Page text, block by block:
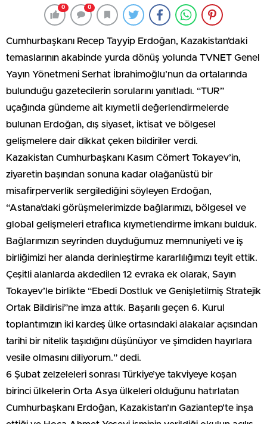
0 0
Cumhurbaşkanı Recep Tayyip Erdoğan, Kazakistan’daki
temaslarının akabinde yurda dönüş yolunda TVNET Genel
Yayın Yönetmeni Serhat İbrahimoğlu’nun da ortalarında
bulunduğu gazetecilerin sorularını yanıtladı. “TUR”
uçağında gündeme ait kıymetli değerlendirmelerde
bulunan Erdoğan, dış siyaset, iktisat ve bölgesel
gelişmelere dair dikkat çeken bildiriler verdi.
Kazakistan Cumhurbaşkanı Kasım Cömert Tokayev’in,
ziyaretin başından sonuna kadar olağanüstü bir
misafirperverlik sergilediğini söyleyen Erdoğan,
“Astana’daki görüşmelerimizde bağlarımızı, bölgesel ve
global gelişmeleri etraflıca kıymetlendirme imkanı bulduk.
Bağlarımızın seyrinden duyduğumuz memnuniyeti ve iş
birliğimizi her alanda derinleştirme kararlılığımızı teyit ettik.
Çeşitli alanlarda akdedilen 12 evraka ek olarak, Sayın
Tokayev’le birlikte “Ebedi Dostluk ve Genişletilmiş Stratejik
Ortak Bildirisi”ne imza attık. Başarılı geçen 6. Kurul
toplantımızın iki kardeş ülke ortasındaki alakalar açısından
tarihi bir nitelik taşıdığını düşünüyor ve şimdiden hayırlara
vesile olmasını diliyorum.” dedi.
6 Şubat zelzeleleri sonrası Türkiye’ye takviyeye koşan
birinci ülkelerin Orta Asya ülkeleri olduğunu hatırlatan
Cumhurbaşkanı Erdoğan, Kazakistan’ın Gaziantep’te inşa